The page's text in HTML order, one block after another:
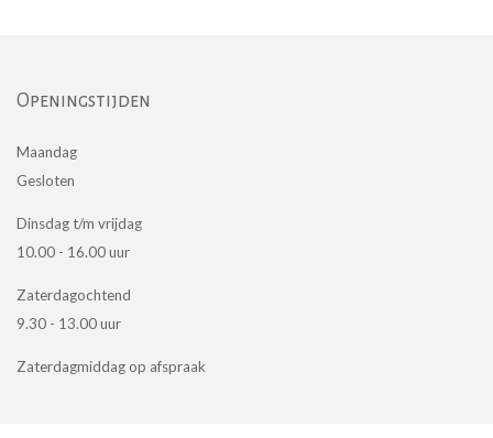
Openingstijden
Maandag
Gesloten
Dinsdag t/m vrijdag
10.00 - 16.00 uur
Zaterdagochtend
9.30 - 13.00 uur
Zaterdagmiddag op afspraak